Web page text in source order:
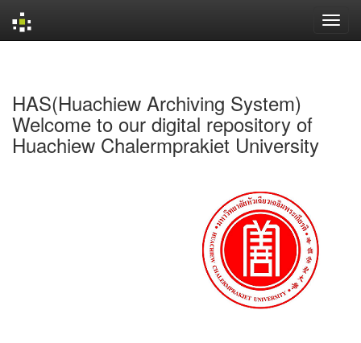
HAS(Huachiew Archiving System)
Welcome to our digital repository of
Huachiew Chalermprakiet University